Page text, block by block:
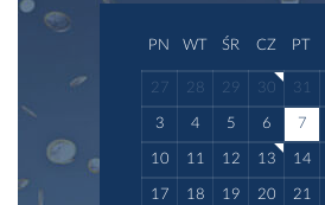
PN WT ŚR CZ PT
27 28 29 30 31
3 4 5 6 7
10 11 12 13 14
17 18 19 20 21